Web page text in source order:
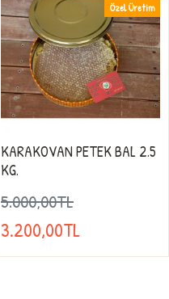
Özel Üretim
KARAKOVAN PETEK BAL 2.5
KG.
5.000,00TL
3.200,00TL